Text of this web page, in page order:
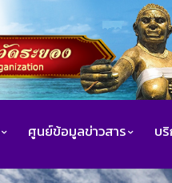
ศูนย์ข้อมูลข่าวสาร บ